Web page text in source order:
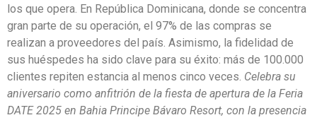
los que opera. En República Dominicana, donde se concentra
gran parte de su operación, el 97% de las compras se
realizan a proveedores del país. Asimismo, la fidelidad de
sus huéspedes ha sido clave para su éxito: más de 100.000
clientes repiten estancia al menos cinco veces. Celebra su
aniversario como anfitrión de la fiesta de apertura de la Feria
DATE 2025 en Bahia Principe Bávaro Resort, con la presencia